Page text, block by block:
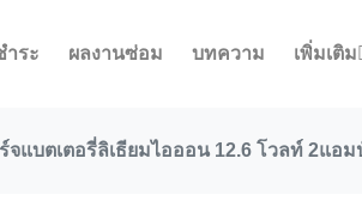
ำระ ผลงานซ่อม บทความ เพิ่มเติม
จแบตเตอรี่ลิเธียมไอออน 12.6 โวลท์ 2แอม